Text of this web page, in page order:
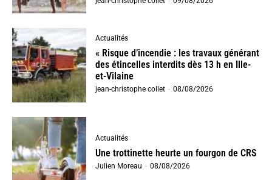
Actualités
« Risque d’incendie : les travaux générant
des étincelles interdits dès 13 h en Ille-
et-Vilaine
jean-christophe collet - 08/08/2026
Actualités
Une trottinette heurte un fourgon de CRS
Julien Moreau - 08/08/2026